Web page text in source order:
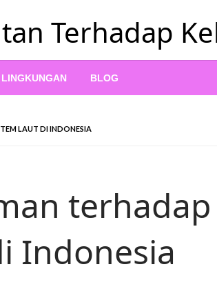
Terhadap
BLOG
LAUT DI INDONESIA
terhadap
Indonesia